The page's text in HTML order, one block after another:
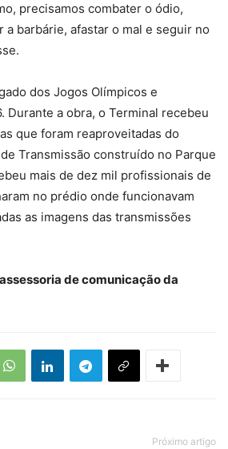
precisamos combater o ódio,
a barbárie, afastar o mal e seguir no
dos Jogos Olímpicos e
Durante a obra, o Terminal recebeu
que foram reaproveitadas do
Transmissão construído no Parque
mais de dez mil profissionais de
no prédio onde funcionavam
as imagens das transmissões
de comunicação da
Próximo artigo